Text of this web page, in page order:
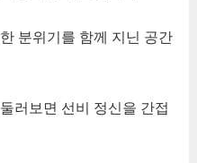
분위기를 함께 지닌 공간
러보면 선비 정신을 간접